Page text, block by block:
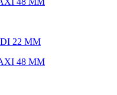
22 ММ
48 ММ